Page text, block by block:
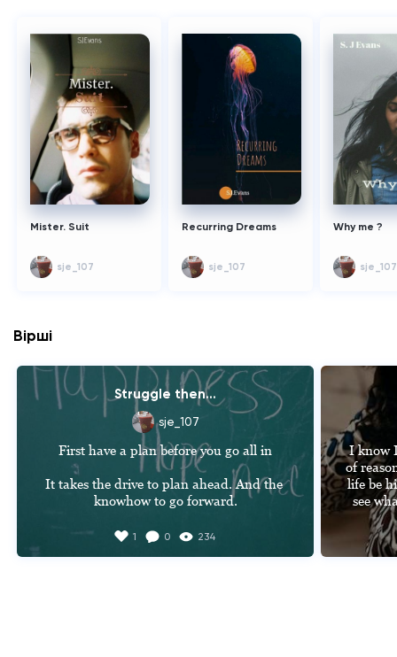
Mister. Suit
sje_107
Recurring Dreams
sje_107
Why me ?
sje_107
Вірші
Struggle then...
sje_107
First have a plan before you go all in
It takes the drive to plan ahead. And the
knowhow to go forward.
1 0 234
I know
of
life be
see
I'm